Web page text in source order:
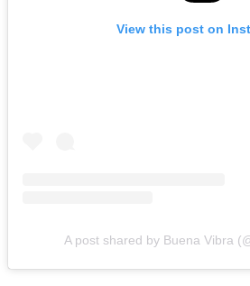
View this post on
A post shared by Buena Vibra